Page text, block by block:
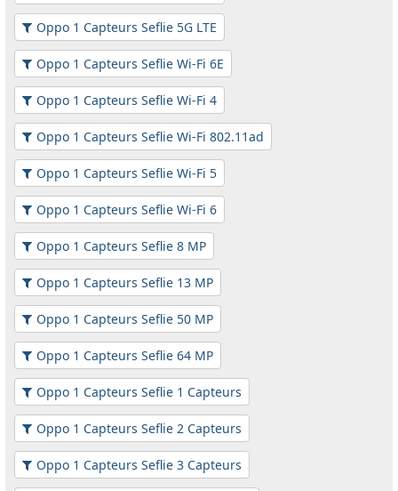
Oppo 1 Capteurs Seflie 5G LTE
Oppo 1 Capteurs Seflie Wi-Fi 6E
Oppo 1 Capteurs Seflie Wi-Fi 4
Oppo 1 Capteurs Seflie Wi-Fi 802.11ad
Oppo 1 Capteurs Seflie Wi-Fi 5
Oppo 1 Capteurs Seflie Wi-Fi 6
Oppo 1 Capteurs Seflie 8 MP
Oppo 1 Capteurs Seflie 13 MP
Oppo 1 Capteurs Seflie 50 MP
Oppo 1 Capteurs Seflie 64 MP
Oppo 1 Capteurs Seflie 1 Capteurs
Oppo 1 Capteurs Seflie 2 Capteurs
Oppo 1 Capteurs Seflie 3 Capteurs